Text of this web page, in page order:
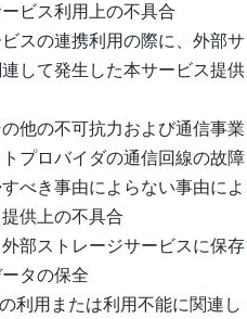
ビス利用上の不具合
スの連携利用の際に、外部サ
して発生した本サービス提供
他の不可抗力および通信事業
プロバイダの通信回線の故障
べき事由によらない事由によ
供上の不具合
部ストレージサービスに保存
タの保全
利用または利用不能に関連し